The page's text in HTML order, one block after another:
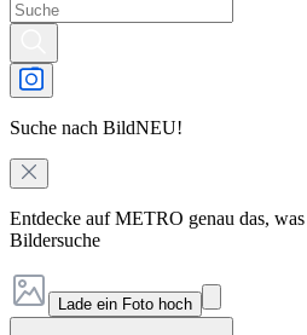
Suche nach BildNEU!
Entdecke auf METRO genau das,
Bildersuche
Lade ein Foto hoch